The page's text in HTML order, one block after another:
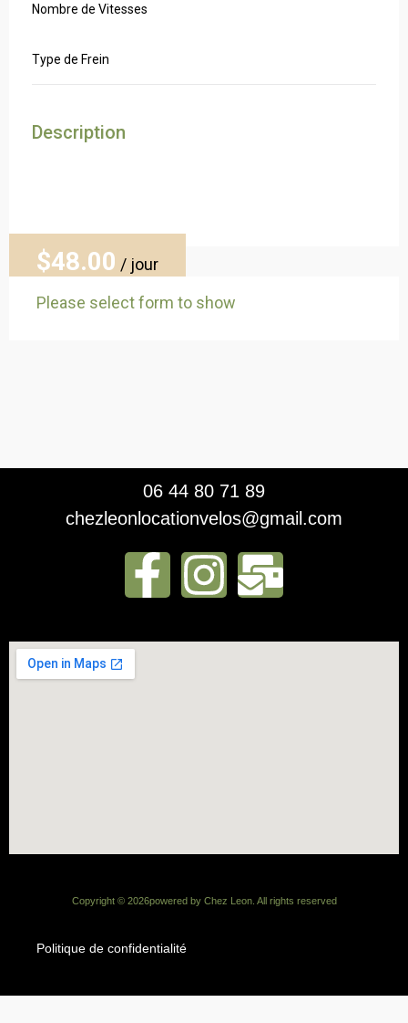
Nombre de Vitesses
Type de Frein
Description
$48.00 / jour
Please select form to show
06 44 80 71 89
chezleonlocationvelos@gmail.com
Copyright ©2026powered by Chez Leon. All rights reserved
Politique de confidentialité